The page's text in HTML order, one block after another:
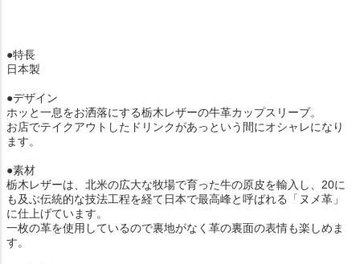
●特長
日本製
●デザイン
ホッと一息をお洒落にする栃木レザーの牛革カップスリーブ。
お店でテイクアウトしたドリンクがあっという間にオシャレになり
ます。
●素材
栃木レザーは、北米の広大な牧場で育った牛の原皮を輸入し、20に
も及ぶ伝統的な技法工程を経て日本で最高峰と呼ばれる「ヌメ革」
に仕上げています。
一枚の革を使用しているので裏地がなく革の裏面の表情も楽しめま
す。